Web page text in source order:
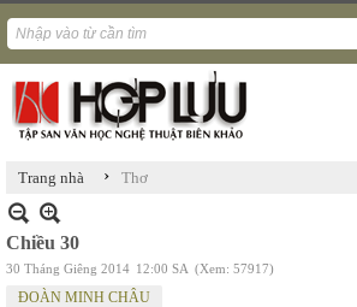
Trang nhà › Thơ
Chiều 30
30 Tháng Giêng 2014 12:00 SA (Xem: 57917)
ĐOÀN MINH CHÂU